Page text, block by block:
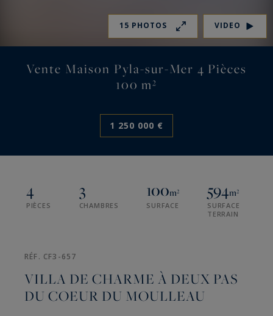
15 PHOTOS VIDEO
Vente Maison Pyla-sur-Mer 4 Pièces
100 m²
1 250 000 €
4
PIÈCES
3
CHAMBRES
100m²
SURFACE
594m²
SURFACE
TERRAIN
RÉF. CF3-657
VILLA DE CHARME À DEUX PAS
DU COEUR DU MOULLEAU